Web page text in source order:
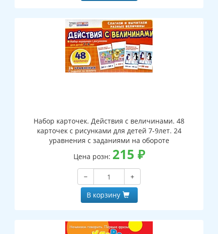
Набор карточек. Действия с величинами. 48
карточек с рисунками для детей 7-9лет. 24
уравнения с заданиями на обороте
Цена розн: 215 ₽
−
+
В корзину